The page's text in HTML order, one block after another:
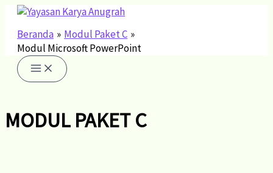
Lewati
konten
Beranda
Modul Paket C
Modul Microsoft PowerPoint
MODUL PAKET C